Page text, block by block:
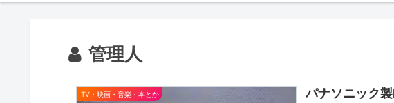
管理人
TV・映画・音楽・本とか
パナソニック